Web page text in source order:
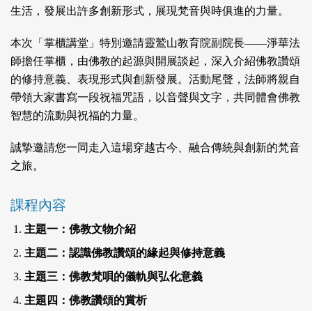
生活，發展出許多創新形式，展現梵音與時俱進的力量。
本次「掌櫃講堂」特別邀請靈鷲山教育院副院長——淨華法
師擔任掌櫃，由佛教的起源與開展談起，深入介紹佛教讚頌
的修持意義、表現形式與創新發展。活動尾聲，法師將親自
帶領大家書寫一段祝福咒語，以音聲與文字，共同體會佛教
智慧的流動與祝福的力量。
誠摯邀請您一同走入這場穿越古今、融合傳統與創新的梵音
之旅。
課程內容
主題一：佛教文物介紹
主題二：認識佛教讚頌的緣起與修持意義
主題三：佛教梵唄的儀軌與弘化意義
主題四：佛教讚頌的賞析